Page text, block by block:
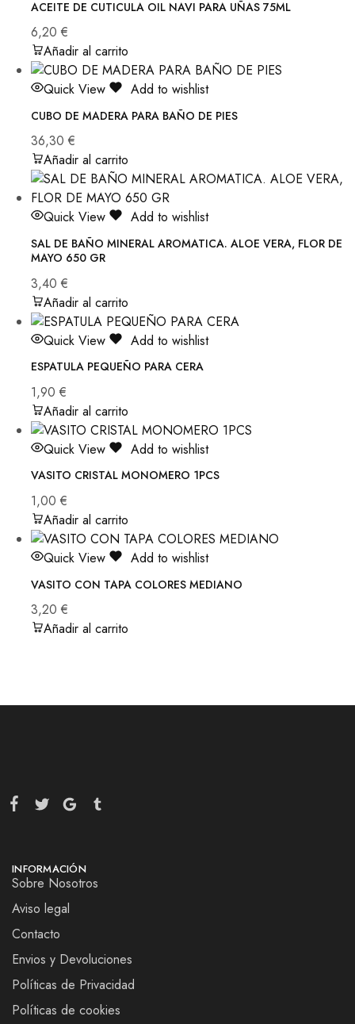
ACEITE DE CUTICULA OIL NAVI PARA UÑAS 75ML
6,20 €
Añadir al carrito
Quick View Add to wishlist
CUBO DE MADERA PARA BAÑO DE PIES
36,30 €
Añadir al carrito
Quick View Add to wishlist
SAL DE BAÑO MINERAL AROMATICA. ALOE VERA, FLOR DE
MAYO 650 GR
3,40 €
Añadir al carrito
Quick View Add to wishlist
ESPATULA PEQUEÑO PARA CERA
1,90 €
Añadir al carrito
Quick View Add to wishlist
VASITO CRISTAL MONOMERO 1PCS
1,00 €
Añadir al carrito
Quick View Add to wishlist
VASITO CON TAPA COLORES MEDIANO
3,20 €
Añadir al carrito
INFORMACIÓN
Sobre Nosotros
Aviso legal
Contacto
Envios y Devoluciones
Políticas de Privacidad
Políticas de cookies